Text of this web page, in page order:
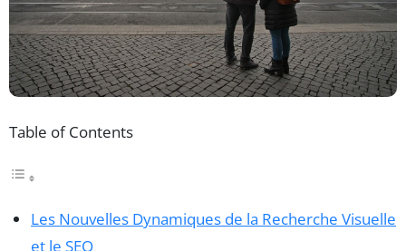
Table of Contents
Les Nouvelles Dynamiques de la Recherche Visuelle
et le SEO